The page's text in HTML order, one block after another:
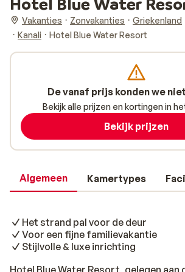
Vakanties Zonvakanties Griekenland
Kanali
Hotel Blue Water Resort
Algemeen Kamertypes
Het strand pal voor de deur
Voor een fijne familievakantie
Stijlvolle & luxe inrichting
Hotel Blue Water Resort, gelegen aan
De vanaf prijs konden we
Bekijk alle prijzen en kortingen in
Bekijk prijzen